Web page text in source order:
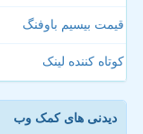
قیمت بیسیم باوفنگ
کوتاه کننده لینک
دیدنی های کمک وب